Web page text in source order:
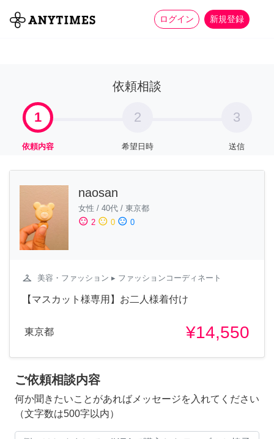
ログイン 新規登録
全て 家事 more_horiz
依頼相談
1
依頼内容
2
希望日時
3
送信
naosan
女性 / 40代 / 東京都
sentiment_satisfied 2 sentiment_neutral 0 sentiment_dissatisfied 0
checkroom 美容・ファッション ▸ ファッションコーディネート
【マスカット様専用】お二人様着付け
東京都 ¥14,550
ご依頼相談内容
何か聞きたいことがあればメッセージを入れてください
（文字数は500字以内）